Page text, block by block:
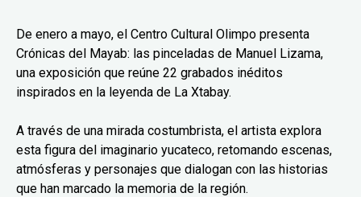
De enero a mayo, el Centro Cultural Olimpo presenta
Crónicas del Mayab: las pinceladas de Manuel Lizama,
una exposición que reúne 22 grabados inéditos
inspirados en la leyenda de La Xtabay.
A través de una mirada costumbrista, el artista explora
esta figura del imaginario yucateco, retomando escenas,
atmósferas y personajes que dialogan con las historias
que han marcado la memoria de la región.